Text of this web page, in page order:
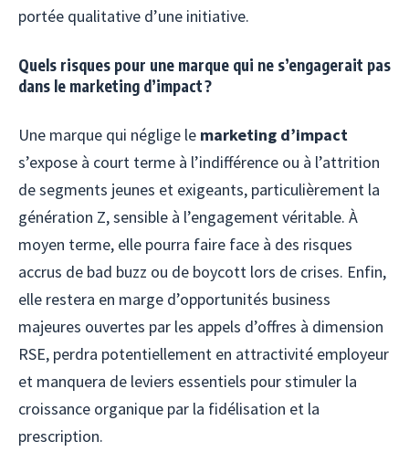
portée qualitative d’une initiative.
Quels risques pour une marque qui ne s’engagerait pas
dans le marketing d’impact ?
Une marque qui néglige le marketing d’impact
s’expose à court terme à l’indifférence ou à l’attrition
de segments jeunes et exigeants, particulièrement la
génération Z, sensible à l’engagement véritable. À
moyen terme, elle pourra faire face à des risques
accrus de bad buzz ou de boycott lors de crises. Enfin,
elle restera en marge d’opportunités business
majeures ouvertes par les appels d’offres à dimension
RSE, perdra potentiellement en attractivité employeur
et manquera de leviers essentiels pour stimuler la
croissance organique par la fidélisation et la
prescription.